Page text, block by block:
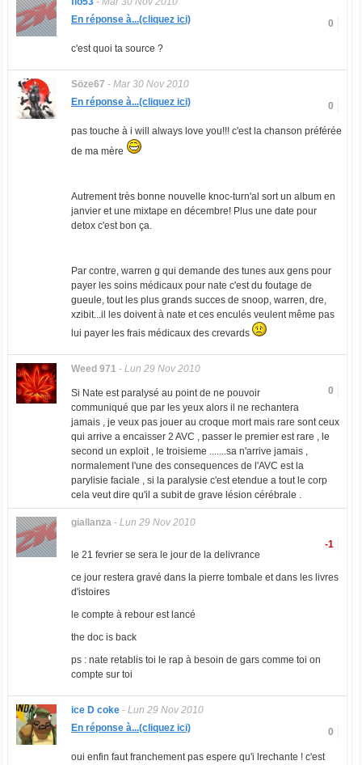
0
En réponse à...(cliquez ici)
c'est quoi ta source ?
Söze67 - Mar 30 Nov 2010
0
En réponse à...(cliquez ici)
pas touche à i will always love you!!! c'est la chanson préférée
de ma mère
Autrement très bonne nouvelle knoc-turn'al sort un album en
janvier et une mixtape en décembre! Plus une date pour
detox c'est bon ça.
Par contre, warren g qui demande des tunes aux gens pour
payer les soins médicaux pour nate c'est du foutage de
gueule, tout les plus grands succes de snoop, warren, dre,
xzibit...il les doivent à nate et ces enculés veulent même pas
lui payer les frais médicaux des crevards
Weed 971- Lun 29 Nov 2010
0
Si Nate est paralysé au point de ne pouvoir
communiqué que par les yeux alors il ne rechantera
jamais , je veux pas jouer au croque mort mais rare sont ceux
qui arrive a encaisser 2 AVC , passer le premier est rare , le
second un exploit , le troisieme .......sa n'arrive jamais ,
normalement l'une des consequences de l'AVC est la
parylisie faciale , si la paralysie c'est etendue a tout le corp
cela veut dire qu'il a subit de grave lésion cérébrale .
giallanza- Lun 29 Nov 2010
-1
le 21 fevrier se sera le jour de la delivrance
ce jour restera gravé dans la pierre tombale et dans les livres
d'istoires
le compte à rebour est lancé
the doc is back
ps : nate retablis toi le rap à besoin de gars comme toi on
compte sur toi
ice D coke- Lun 29 Nov 2010
0
En réponse à...(cliquez ici)
oui enfin faut franchement pas espere qu'i lrechante ! c'est